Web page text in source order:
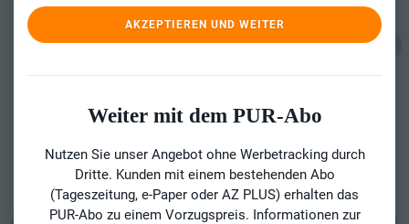
AKZEPTIEREN UND WEITER
Weiter mit dem PUR-Abo
Nutzen Sie unser Angebot ohne Werbetracking durch
Dritte. Kunden mit einem bestehenden Abo
(Tageszeitung, e-Paper oder AZ PLUS) erhalten das
PUR-Abo zu einem Vorzugspreis. Informationen zur